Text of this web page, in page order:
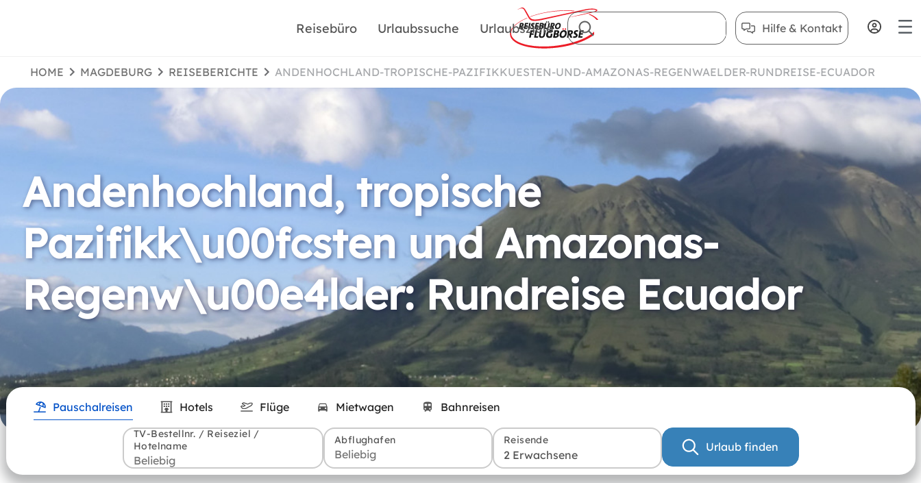
Reisebüro Urlaubssuche Urlaubsziele Hilfe & Kontakt
HOME MAGDEBURG REISEBERICHTE ANDENHOCHLAND-TROPISCHE-PAZIFIKKUESTEN-UND-AMAZONAS-REGENWAELDER-RUNDREISE-ECUADOR
Andenhochland, tropische
Pazifikk\u00fcsten und Amazonas-
Regenw\u00e4lder: Rundreise Ecuador
Pauschalreisen Hotels Flüge Mietwagen Bahnreisen
TV-Bestellnr. / Reiseziel /
Hotelname
Abflughafen Reisende
2 Erwachsene
Urlaub finden